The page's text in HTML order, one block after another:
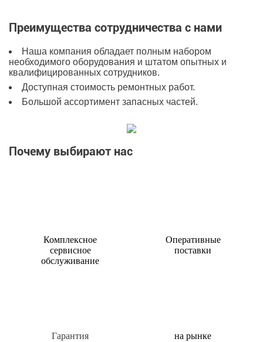
Преимущества сотрудничества с нами
Наша компания обладает полным набором
необходимого оборудования и штатом опытных и
квалифицированных сотрудников.
Доступная стоимость ремонтных работ.
Большой ассортимент запасных частей.
Почему выбирают нас
Комплексное
сервисное
обслуживание
Оперативные
поставки
Гарантия
на рынке